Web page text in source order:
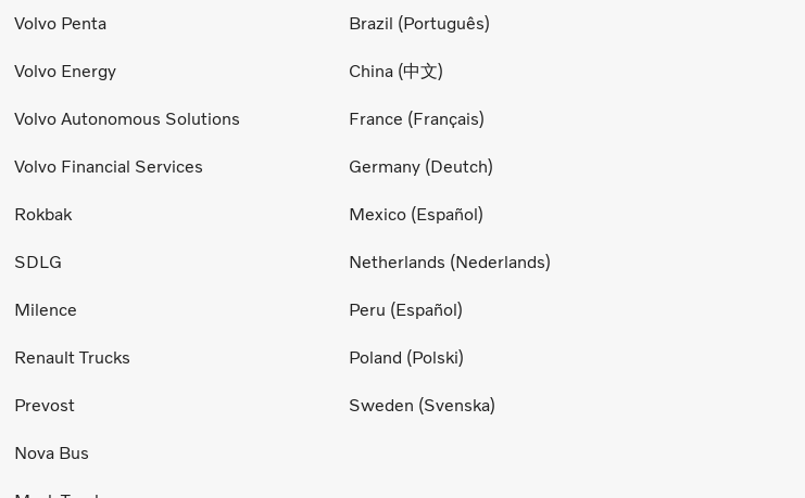
Volvo Penta
Volvo Energy
Volvo Autonomous Solutions
Volvo Financial Services
Rokbak
SDLG
Milence
Renault Trucks
Prevost
Nova Bus
Brazil (Português)
China (中文)
France (Français)
Germany (Deutch)
Mexico (Español)
Netherlands (Nederlands)
Peru (Español)
Poland (Polski)
Sweden (Svenska)